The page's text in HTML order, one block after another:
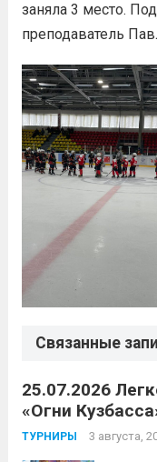
заняла 3 место.
преподаватель
Связанные
25.07.2026
«Огни
ТУРНИРЫ 3 августа,